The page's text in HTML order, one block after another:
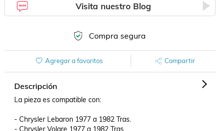
Visita nuestro Blog
Compra segura
Agregar a favoritos Compartir
Descripción
La pieza es compatible con:
- Chrysler Lebaron 1977 a 1982 Tras.
- Chrysler Volare 1977 a 1982 Tras.